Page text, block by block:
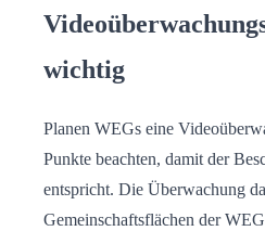
wichtig
Planen WEGs eine
Punkte beachten, damit der
entspricht. Die Überwachung
Gemeinschaftsflächen der